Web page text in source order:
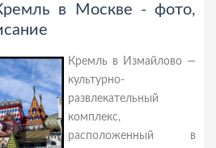
в Москве - фото,
Кремль в Измайлово —
культурно-
развлекательный
комплекс,
расположенный в